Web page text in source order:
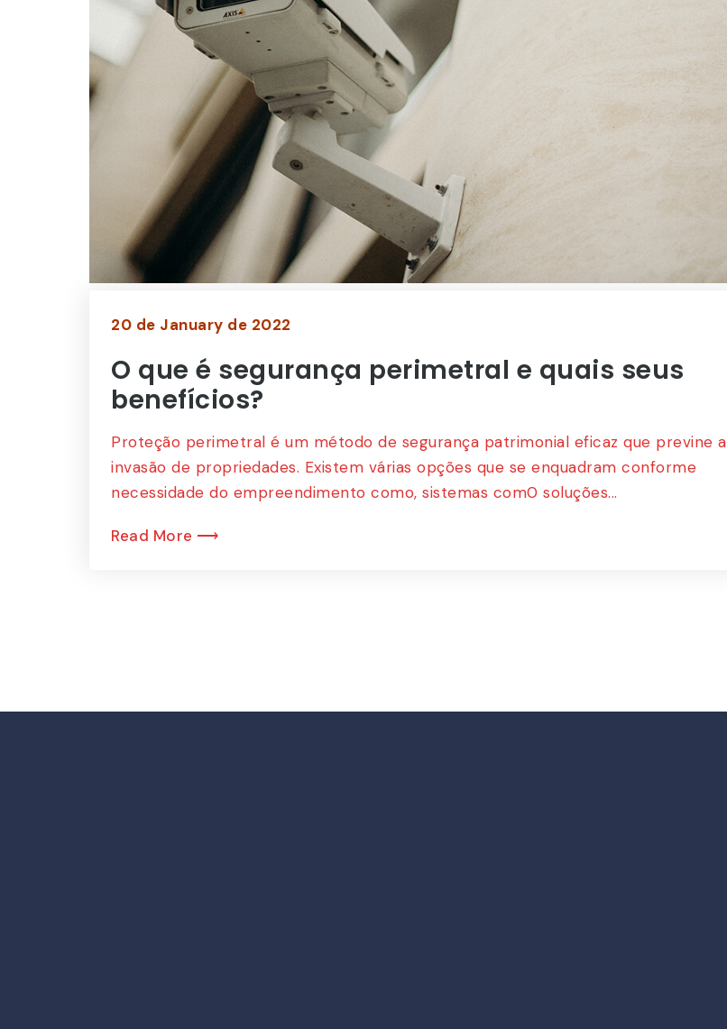
20 de January de 2022
O que é segurança perimetral e quais seus
benefícios?
Proteção perimetral é um método de segurança patrimonial eficaz que previne a
invasão de propriedades. Existem várias opções que se enquadram conforme
necessidade do empreendimento como, sistemas com0 soluções...
Read More ⟶
Para qualquer serviço
de infraestrutura, a
Xtech Lan Service é de
longe a mais inovadora
do setor.
Walmart
Cliente
encontramos na
equipe da Xtech Lan
Service era
simplesmente de
Cliente